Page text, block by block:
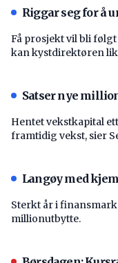
Riggar seg for å
Få prosjekt vil bli
kan kystdirektøren
Satser nye
Hentet vekstkapital
framtidig vekst, sier
Langøy med
Sterkt år i
millionutbytte.